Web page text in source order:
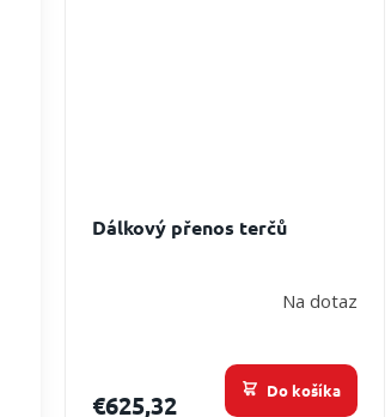
Dálkový přenos terčů
Na dotaz
€625,32 Do košíka